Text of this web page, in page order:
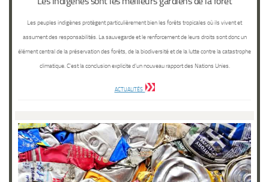
Les peuples indigènes protègent particulièrement bien les forêts tropicales où ils vivent et
assument des responsabilités. La sauvegarde et le renforcement de leurs droits sont donc un
élément central de la préservation des forêts, de la biodiversité et de la lutte contre la catastrophe
climatique. C’est la conclusion explicite d’un nouveau rapport des Nations Unies.
ACTUALITÉS